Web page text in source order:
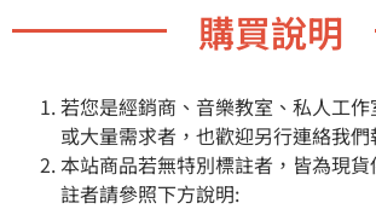
購買說明
若您是經銷商、音樂教室、私人工
或大量需求者，也歡迎另行連絡我們
本站商品若無特別標註者，皆為現
註者請參照下方說明: